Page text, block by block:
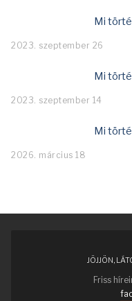
Mi
2023. szeptember 26
Mi
2023. szeptember 14
Mi
2026. március 18
JÖJJÖN,
Friss